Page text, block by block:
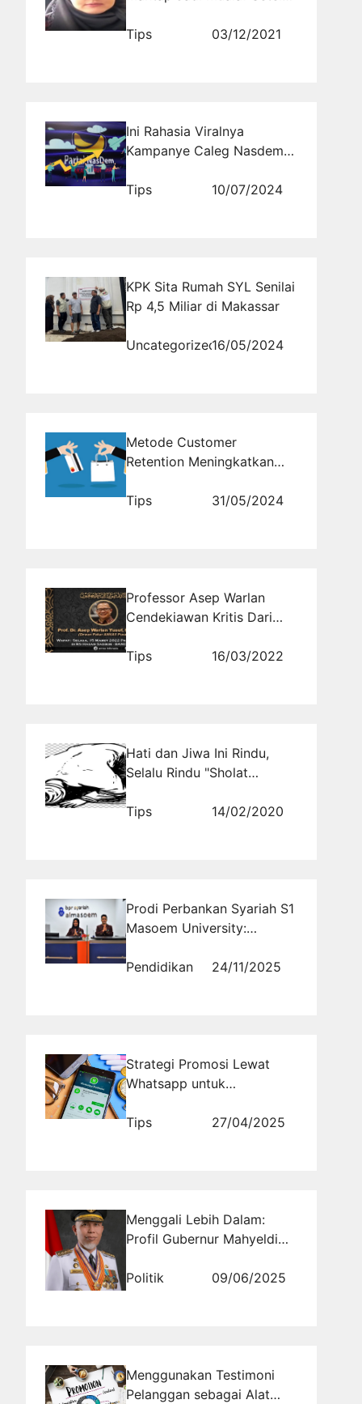
Punya Anak
Tips 03/12/2021
Ini Rahasia Viralnya
Kampanye Caleg Nasdem
Kamu Ketahui!
Tips 10/07/2024
KPK Sita Rumah SYL Senilai
Rp 4,5 Miliar di Makassar
Uncategorized16/05/2024
Metode Customer
Retention Meningkatkan
Tips
31/05/2024
Professor Asep Warlan
Cendekiawan Kritis Dari
Tips
16/03/2022
Hati dan Jiwa Ini Rindu,
Selalu Rindu "Sholat
Tips
14/02/2020
Prodi Perbankan Syariah S1
Masoem University:
Keuangan Syariah Masa
Pendidikan 24/11/2025
Strategi Promosi Lewat
Whatsapp untuk
Kilat
Tips 27/04/2025
Menggali Lebih Dalam:
Profil Gubernur Mahyeldi
Sumatera Barat dan
Politik 09/06/2025
Menggunakan Testimoni
Pelanggan sebagai Alat